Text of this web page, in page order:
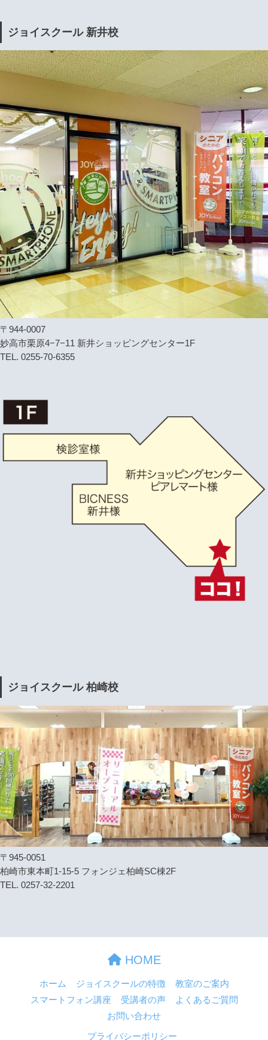
ジョイスクール 新井校
〒944-0007
妙高市栗原4−7−11 新井ショッピングセンター1F
TEL. 0255-70-6355
ジョイスクール 柏崎校
〒945-0051
柏崎市東本町1-15-5 フォンジェ柏崎SC棟2F
TEL. 0257-32-2201
HOME
ホーム ジョイスクールの特徴
教室のご案内
スマートフォン講座
受講者の声
よくあるご質問
お問い合わせ
プライバシーポリシー